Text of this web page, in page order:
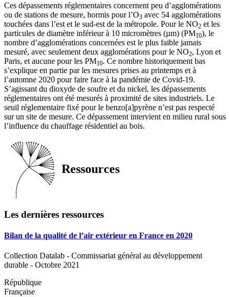
Ces dépassements réglementaires concernent peu d’agglomérations
ou de stations de mesure, hormis pour l’O3 avec 54 agglomérations
touchées dans l’est et le sud-est de la métropole. Pour le NO2 et les
particules de diamètre inférieur à 10 micromètres (µm) (PM10), le
nombre d’agglomérations concernées est le plus faible jamais
mesuré, avec seulement deux agglomérations pour le NO2, Lyon et
Paris, et aucune pour les PM10. Ce nombre historiquement bas
s’explique en partie par les mesures prises au printemps et à
l’automne 2020 pour faire face à la pandémie de Covid-19.
S’agissant du dioxyde de soufre et du nickel, les dépassements
réglementaires ont été mesurés à proximité de sites industriels. Le
seuil réglementaire fixé pour le benzo[a]pyrène n’est pas respecté
sur un site de mesure. Ce dépassement intervient en milieu rural sous
l’influence du chauffage résidentiel au bois.
Ressources
Les dernières ressources
Bilan de la qualité de l’air extérieur en France en 2020
Collection Datalab - Commissariat général au développement
durable - Octobre 2021
République
Française